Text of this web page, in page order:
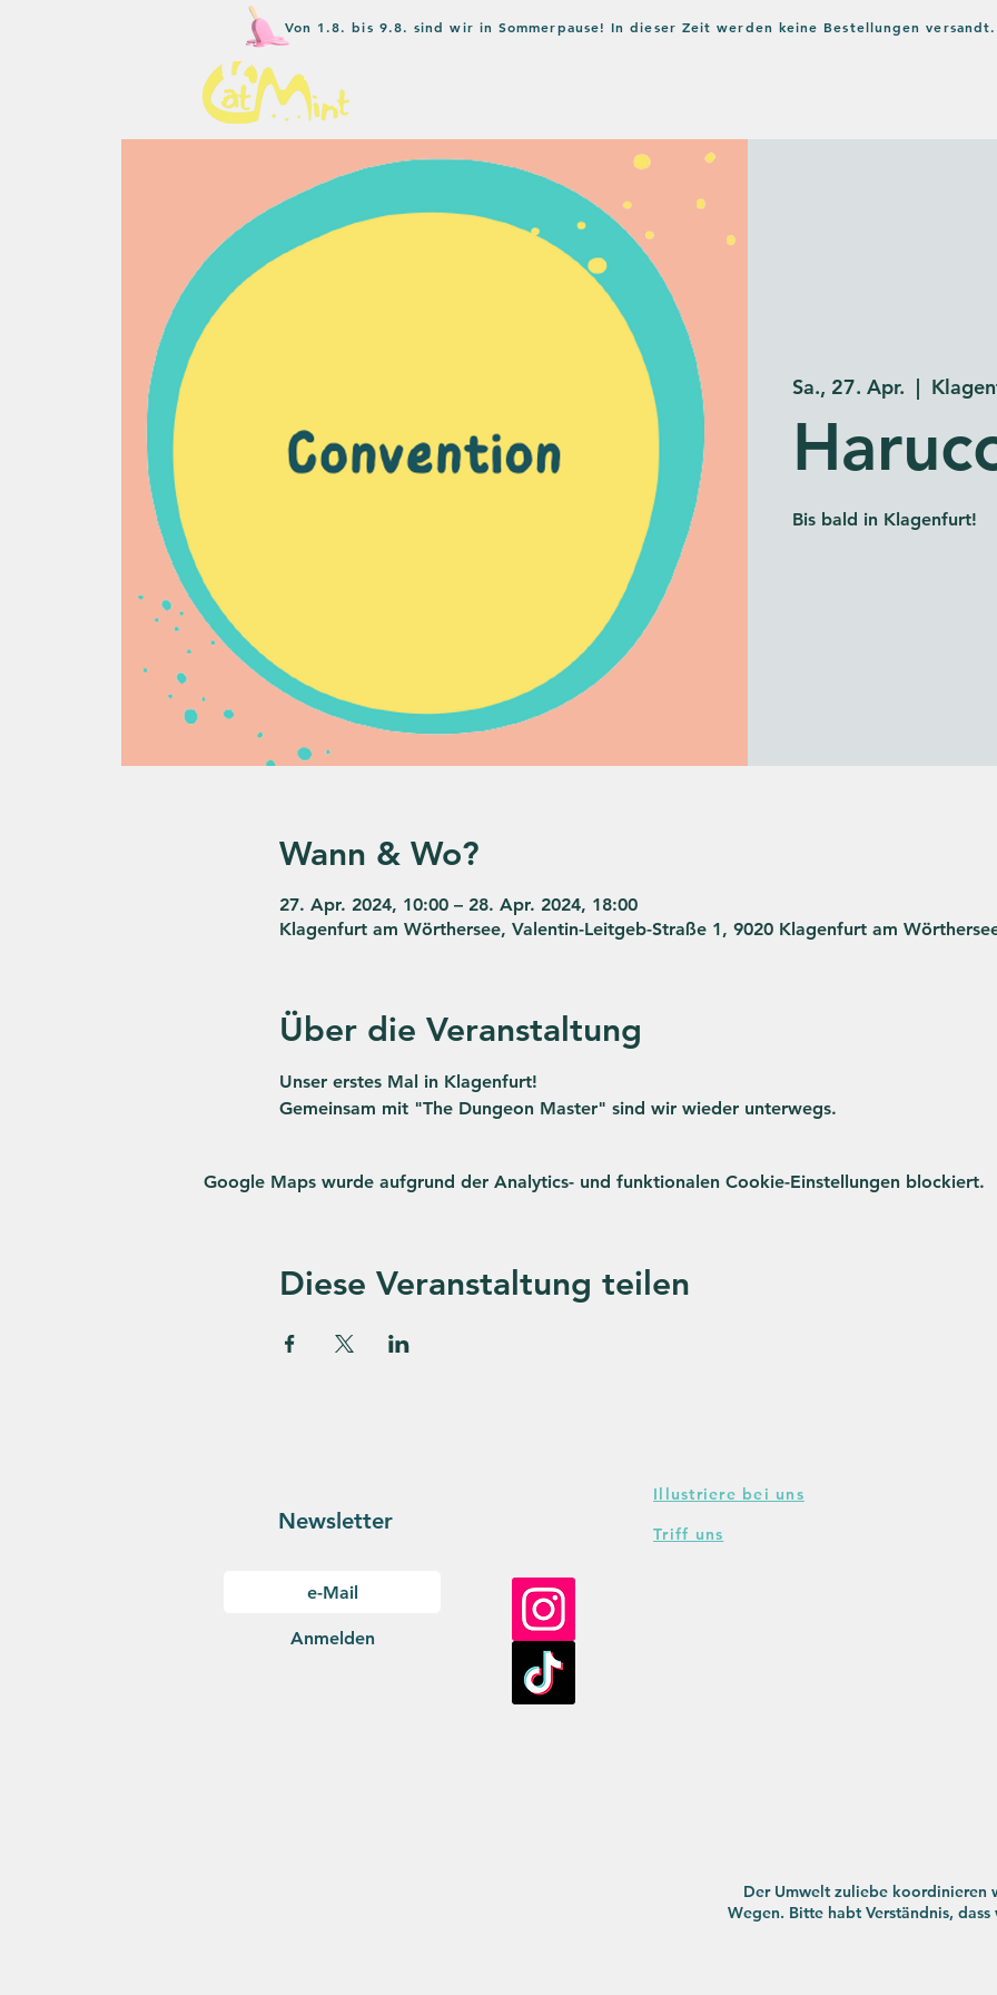
Von 1.8. bis 9.8. sind wir in Sommerpause! In dieser Zeit werden keine Bestellungen
Sa., 27. Apr.
  |
Bis bald in Klagenfurt!
Wann & Wo?
27. Apr. 2024, 10:00 – 28. Apr. 2024, 18:00
Klagenfurt am Wörthersee, Valentin-Leitgeb-Straße 1, 9020 Klagenfurt am
Über die Veranstaltung
Unser erstes Mal in Klagenfurt!
Gemeinsam mit "The Dungeon Master" sind wir wieder unterwegs.
Google Maps wurde aufgrund der Analytics- und funktionalen Cookie-Einstellungen blockiert.
Diese Veranstaltung teilen
Newsletter
Anmelden
Illustriere bei uns
Triff uns
Der Umwelt zuliebe koordinieren
Wegen. Bitte habt Verständnis,